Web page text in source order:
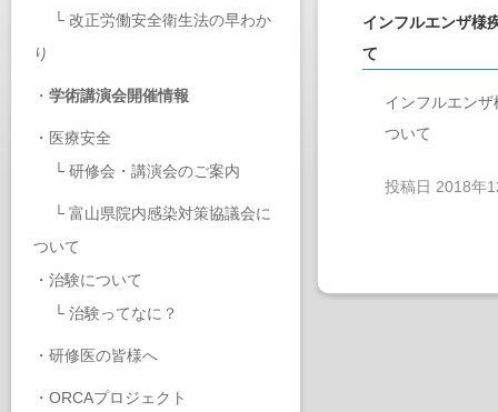
└ 改正労働安全衛生法の早わか
り
・ 学術講演会開催情報
・ 医療安全
└ 研修会・講演会のご案内
└ 富山県院内感染対策協議会に
ついて
・ 治験について
└ 治験ってなに？
・ 研修医の皆様へ
・ ORCAプロジェクト
インフルエンザ様
て
インフルエン
ついて
投稿日 2018年